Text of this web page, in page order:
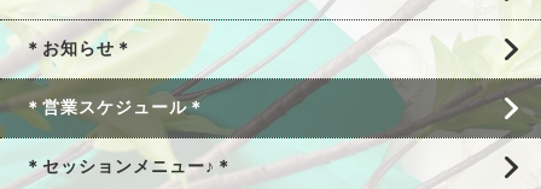
＊お知らせ＊
＊営業スケジュール＊
＊セッションメニュー♪＊